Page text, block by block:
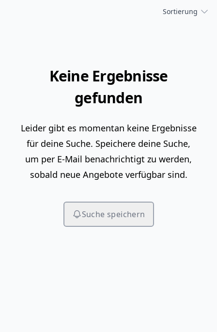
Sortierung
Keine Ergebnisse
gefunden
Leider gibt es momentan keine Ergebnisse
für deine Suche. Speichere deine Suche,
um per E-Mail benachrichtigt zu werden,
sobald neue Angebote verfügbar sind.
Suche speichern